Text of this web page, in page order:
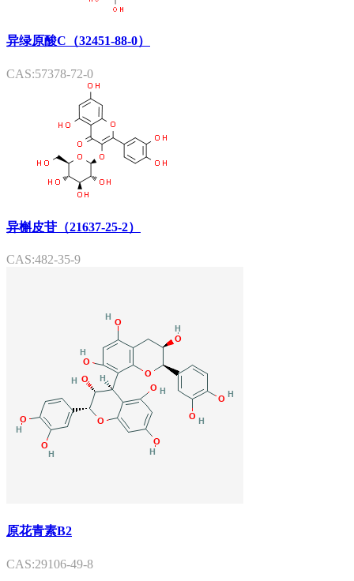
异绿原酸C（32451-88-0）
CAS:57378-72-0
异槲皮苷（21637-25-2）
CAS:482-35-9
原花青素B2
CAS:29106-49-8